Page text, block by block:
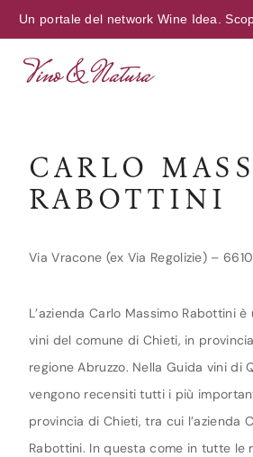
Un portale del network Wine Idea.
CARLO
RABOTTINI
Via Vracone (ex Via Regolizie) –
L’azienda Carlo Massimo Rabottini
vini del comune di Chieti, in
regione Abruzzo. Nella Guida vini di
vengono recensiti tutti i più
provincia di Chieti, tra cui l’azienda
Rabottini. In questa come in tutte le